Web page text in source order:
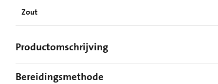
Zout
Productomschrijving
Bereidingsmethode